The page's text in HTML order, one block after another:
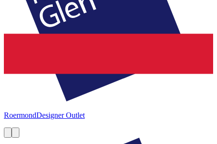
RoermondDesigner Outlet